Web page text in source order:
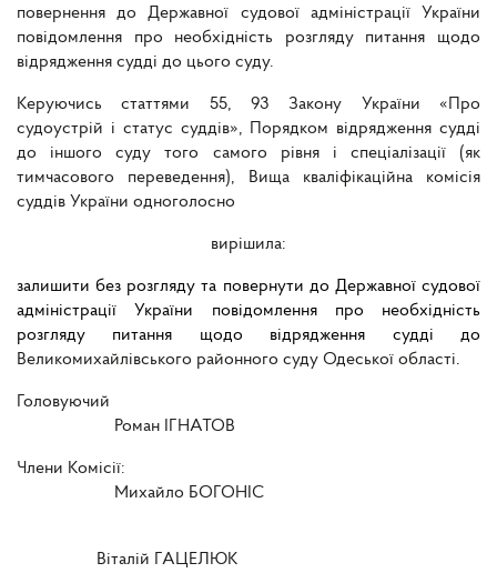
повернення до Державної судової адміністрації України
повідомлення про необхідність розгляду питання щодо
відрядження судді до цього суду.
Керуючись статтями 55, 93 Закону України «Про
судоустрій і статус суддів», Порядком відрядження судді
до іншого суду того самого рівня і спеціалізації (як
тимчасового переведення), Вища кваліфікаційна комісія
суддів України одноголосно
вирішила:
залишити без розгляду та повернути до Державної судової
адміністрації України повідомлення про необхідність
розгляду питання щодо відрядження судді до
Великомихайлівського районного суду Одеської області.
Головуючий
Роман ІГНАТОВ
Члени Комісії:
Михайло БОГОНІС
Віталій ГАЦЕЛЮК